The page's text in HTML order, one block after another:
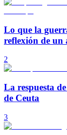
Lo que la
reflexión de un
2
La respuesta
de Ceuta
3